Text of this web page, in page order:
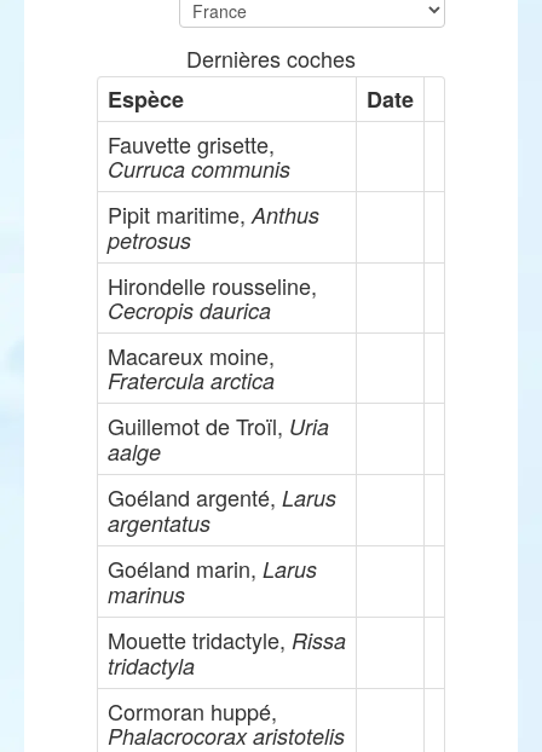
Dernières coches
Espèce
Date
Fauvette grisette,
Curruca communis
Pipit maritime, Anthus
petrosus
Hirondelle rousseline,
Cecropis daurica
Macareux moine,
Fratercula arctica
Guillemot de Troïl, Uria
aalge
Goéland argenté, Larus
argentatus
Goéland marin, Larus
marinus
Mouette tridactyle, Rissa
tridactyla
Cormoran huppé,
Phalacrocorax aristotelis